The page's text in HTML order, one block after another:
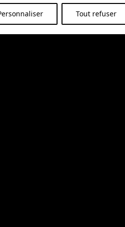
Tout refuser
Accompagne les desserts à